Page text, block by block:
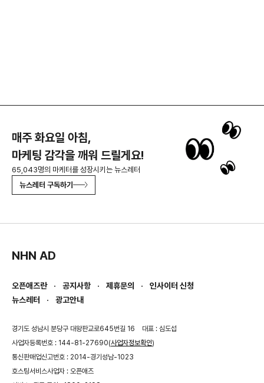
매주 화요일 아침,
마케팅 감각을 깨워 드릴게요!
65,043명의 마케터를 성장시키는 뉴스레터
뉴스레터 구독하기
NHN AD
오픈애즈란 공지사항 제휴문의
인사이터 신청
뉴스레터
광고안내
경기도 성남시 분당구 대왕판교로645번길 16
대표 : 심도섭
사업자등록번호 : 144-81-27690(사업자정보확인)
통신판매업신고번호 : 2014-경기성남-1023
호스팅서비스사업자 : 오픈애즈